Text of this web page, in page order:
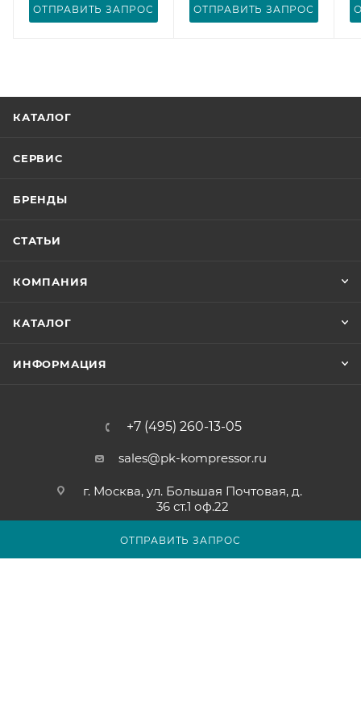
ОТПРАВИТЬ ЗАПРОС
ОТПРАВИТЬ ЗАПРОС ОТПРАВИТЬ ЗАПРОС
КАТАЛОГ
СЕРВИС
БРЕНДЫ
СТАТЬИ
КОМПАНИЯ
КАТАЛОГ
ИНФОРМАЦИЯ
+7 (495) 260-13-05
sales@pk-kompressor.ru
г. Москва, ул. Большая Почтовая, д.
36 ст.1 оф.22